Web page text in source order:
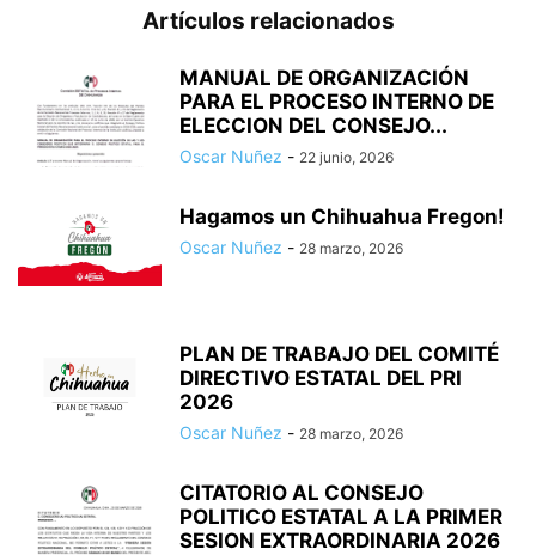
Artículos relacionados
MANUAL DE ORGANIZACIÓN
PARA EL PROCESO INTERNO DE
ELECCION DEL CONSEJO...
Oscar Nuñez - 22 junio, 2026
Hagamos un Chihuahua Fregon!
Oscar Nuñez - 28 marzo, 2026
PLAN DE TRABAJO DEL COMITÉ
DIRECTIVO ESTATAL DEL PRI
2026
Oscar Nuñez - 28 marzo, 2026
CITATORIO AL CONSEJO
POLITICO ESTATAL A LA PRIMER
SESION EXTRAORDINARIA 2026